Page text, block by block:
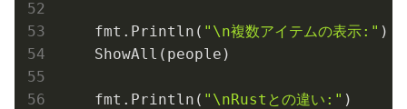
    fmt.Println(
"\n複数アイテムの表示:" )
    ShowAll(people)
    fmt.Println(
"\nRustとの違い:" )